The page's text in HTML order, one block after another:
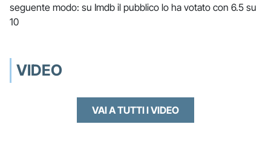
seguente modo: su Imdb il pubblico lo ha votato con 6.5 su
10
VIDEO
VAI A TUTTI I VIDEO